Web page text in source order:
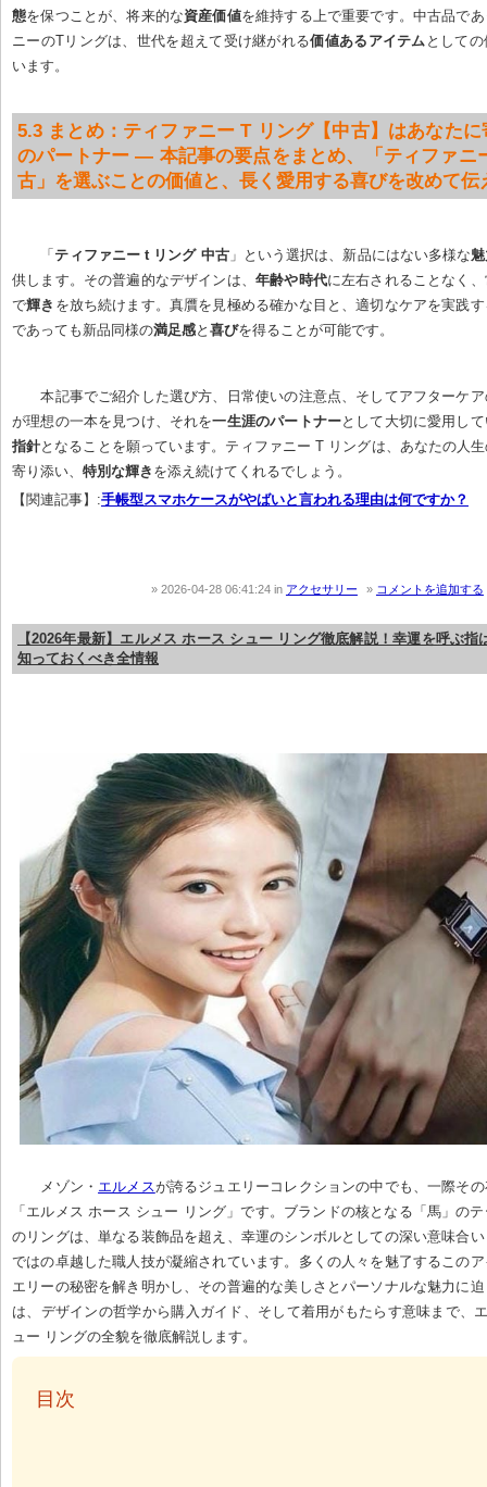
態を保つことが、将来的な資産価値を維持する上で重要です。中古品で
ニーのTリングは、世代を超えて受け継がれる価値あるアイテム として
います。
5.3 まとめ：ティファニー T リング【中古】はあなた
のパートナー — 本記事の要点をまとめ、「ティファニ
古」を選ぶことの価値と、長く愛用する喜びを改めて伝
「 ティファニー t リング 中古」という選択は、新品にはない多様な
供します。その普遍的なデザインは、 年齢や時代に左右されることなく
で輝き を放ち続けます。真贋を見極める確かな目と、適切なケアを実践
であっても新品同様の満足感と 喜びを得ることが可能です。
本記事でご紹介した選び方、日常使いの注意点、そしてアフターケ
が理想の一本を見つけ、それを一生涯のパートナーとして大切に愛用し
指針となることを願っています。ティファニー T リングは、あなたの人
寄り添い、 特別な輝き を添え続けてくれるでしょう。
【関連記事】:手帳型スマホケースがやばいと言われる理由は何ですか？
2026-04-28 06:41:24 in アクセサリー コメントを追加する
【2026年最新】エルメス ホース シュー リング徹底解説！幸運を呼ぶ指
知っておくべき全情報
メゾン・ エルメスが誇るジュエリーコレクションの中でも、一際そ
「エルメス ホース シュー リング」です。ブランドの核となる「馬」の
のリングは、単なる装飾品を超え、幸運のシンボルとしての深い意味合
ではの卓越した職人技が凝縮されています。多くの人々を魅了するこの
エリーの秘密を解き明かし、その普遍的な美しさとパーソナルな魅力に
は、デザインの哲学から購入ガイド、そして着用がもたらす意味まで、
ュー リングの全貌を徹底解説します。
  目次